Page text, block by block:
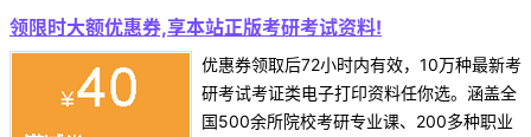
领限时大额优惠券,享本站正版考研考试资料!
优惠券领取后72小时内有效，10万种最新考
研考试考证类电子打印资料任你选。涵盖全
国500余所院校考研专业课、200多种职业